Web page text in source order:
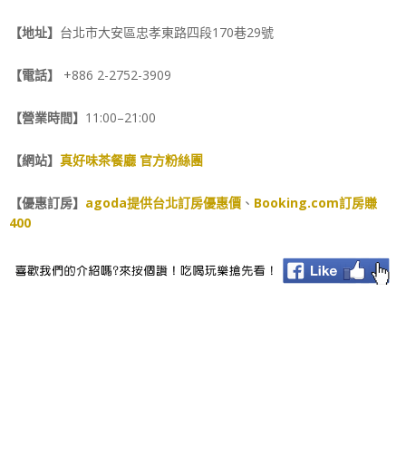
【地址】 台北市大安區忠孝東路四段170巷29號
【電話】 +886 2-2752-3909
【營業時間】 11:00–21:00
【網站】 真好味茶餐廳 官方粉絲團
【優惠訂房】 agoda提供台北訂房優惠價 、 Booking.com訂房賺
400